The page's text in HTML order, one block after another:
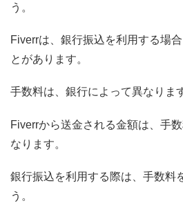
う。
Fiverrは、銀行振込を利用する場
とがあります。
手数料は、銀行によって異なりま
Fiverrから送金される金額は、手
なります。
銀行振込を利用する際は、手数料
う。